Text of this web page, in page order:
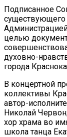
Подписанное
существующего
целью
духовно-
города
В концертной
коллективы
автор-
Николай
хор храма во
школа танца